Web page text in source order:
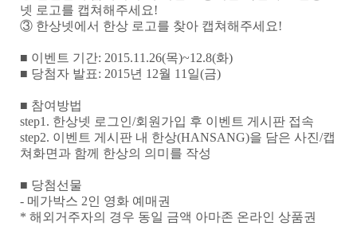
넷 로고를 캡쳐해주세요!
③ 한상넷에서 한상 로고를 찾아 캡쳐해주세요!
■ 이벤트 기간: 2015.11.26(목)~12.8(화)
■ 당첨자 발표: 2015년 12월 11 일(금)
■ 참여방법
step1. 한상넷 로그인/회원가입 후 이벤트 게시판 접속
step2. 이벤트 게시판 내 한상(HANSANG)을 담은 사진/캡
쳐화면과 함께 한상의 의미를 작성
■ 당첨선물
- 메가박스 2인 영화 예매권
*해외거주자의 경우 동일 금액 아마존 온라인 상품권